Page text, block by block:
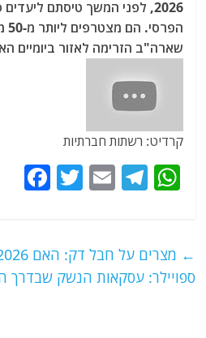
2026, לפני המשך טיסתם
שארה"ב הזרימה לאזור ביומיים
קרדיט: רשתות חברתיות
W
s
A
T
g
ra
E
l
T
er
e
b
←
ספויילר: עסקאות הנשק שבדרך